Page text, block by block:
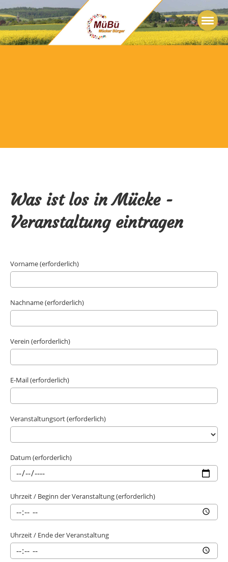
Was ist los in Mücke -
Veranstaltung eintragen
Vorname (erforderlich)
Nachname (erforderlich)
Verein (erforderlich)
E-Mail (erforderlich)
Veranstaltungsort (erforderlich)
Datum (erforderlich)
Uhrzeit / Beginn der Veranstaltung (erforderlich)
Uhrzeit / Ende der Veranstaltung